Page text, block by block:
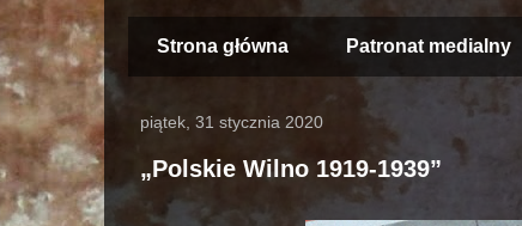
Strona główna Patronat medialny
piątek, 31 stycznia 2020
„Polskie Wilno 1919-1939”